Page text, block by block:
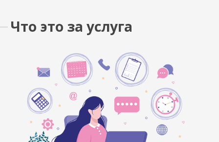
Что это за услуга